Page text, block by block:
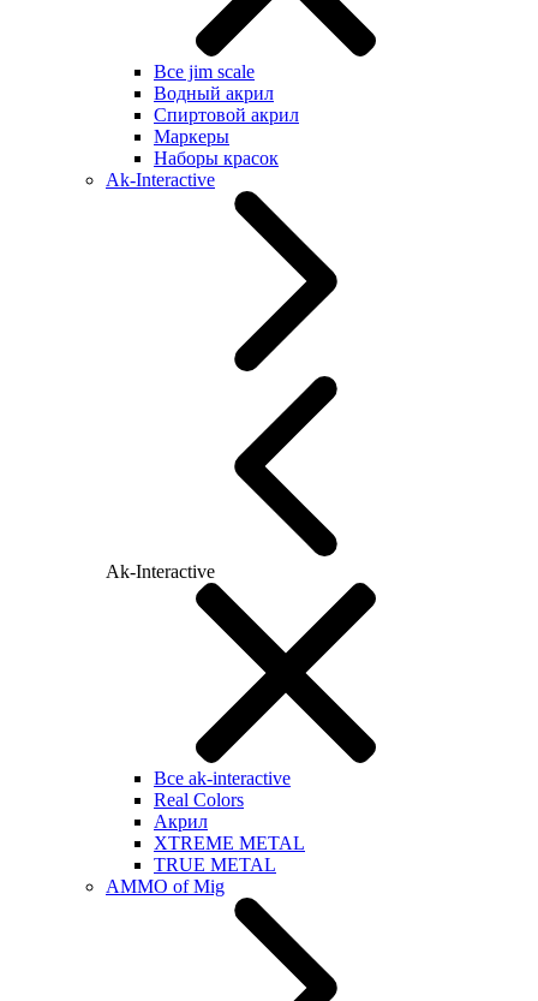
Все jim scale
Водный акрил
Спиртовой акрил
Маркеры
Наборы красок
Ak-Interactive
Ak-Interactive
Все ak-interactive
Real Colors
Акрил
XTREME METAL
TRUE METAL
AMMO of Mig